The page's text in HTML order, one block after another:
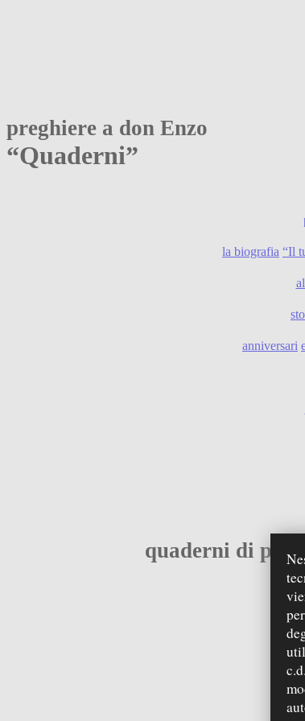
preghiere a don Enzo
“Quaderni”
la biografia “Il
anniversari
quaderni di